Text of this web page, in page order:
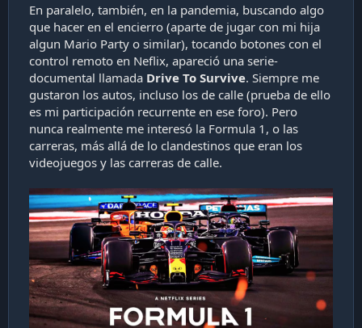
En paralelo, también, en la pandemia, buscando algo
que hacer en el encierro (aparte de jugar con mi hija
algun Mario Party o similar), tocando botones con el
control remoto en Neflix, apareció una serie-
documental llamada Drive To Survive. Siempre me
gustaron los autos, incluso los de calle (prueba de ello
es mi participación recurrente en ese foro). Pero
nunca realmente me interesó la Formula 1, o las
carreras, más allá de lo clandestinos que eran los
videojuegos y las carreras de calle.